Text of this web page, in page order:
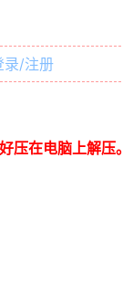
录/注册
好压在电脑上解压。